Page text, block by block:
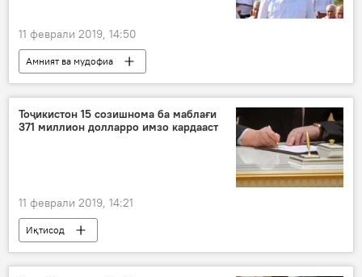
11 феврали 2019, 14:50
Амният ва мудофиа
Тоҷикистон 15 созишнома ба маблағи
371 миллион долларро имзо кардааст
11 феврали 2019, 14:21
Иқтисод